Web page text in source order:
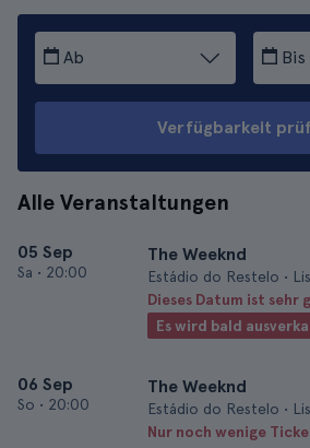
Ab Bis
Verfügbarkeit
Alle Veranstaltungen
05 Sep
Sa • 20:00
The Weeknd
Estádio do Restelo •
Dieses Datum ist sehr
Es wird bald
06 Sep
So • 20:00
The Weeknd
Estádio do Restelo •
Nur noch wenige